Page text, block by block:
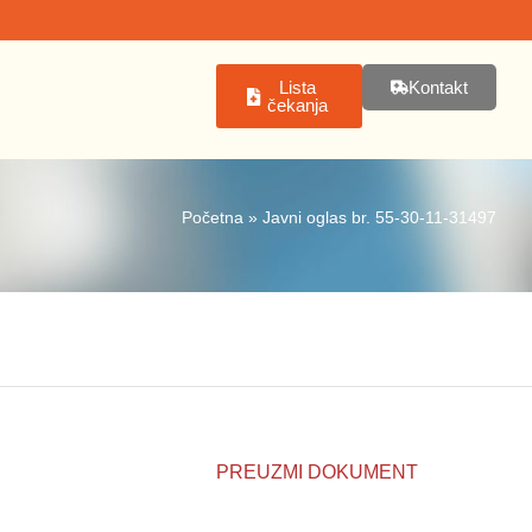
Lista
čekanja
Kontakt
Početna» Javni oglas br. 55-30-11-31497
PREUZMI DOKUMENT